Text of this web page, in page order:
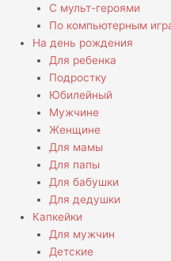
С мульт-героями
По компьютерным
На день рождения
Для ребенка
Подростку
Юбилейный
Мужчине
Женщине
Для мамы
Для папы
Для бабушки
Для дедушки
Капкейки
Для мужчин
Детские